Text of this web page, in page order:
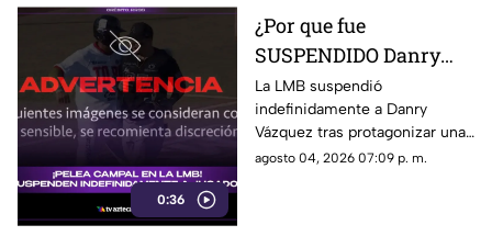
0:36
¿Por que fue
SUSPENDIDO Danry
Vázquez de la LMB?
Filtran video de la
BRUTAL agresión
La LMB suspendió
indefinidamente a Danry
Vázquez tras protagonizar una
pelea campal, en la cual un
agosto 04, 2026 07:09 p. m.